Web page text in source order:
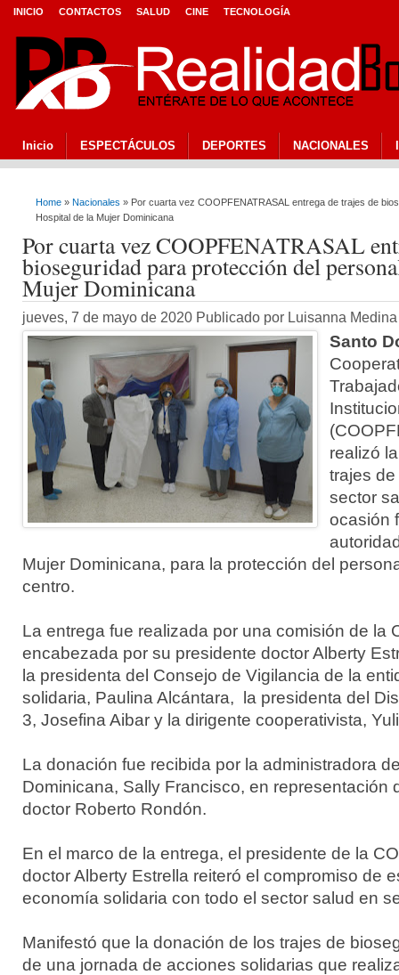
INICIO CONTACTOS SALUD CINE TECNOLOGÍA
Inicio ESPECTÁCULOS DEPORTES NACIONALES
Home » Nacionales » Por cuarta vez COOPFENATRASAL entrega de trajes de
Hospital de la Mujer Dominicana
Por cuarta vez COOPFENATRASAL
bioseguridad para protección del
Mujer Dominicana
jueves, 7 de mayo de 2020 Publicado por Luisanna
Santo
realizó
trajes
sector
ocasión
Mujer Dominicana, para la protección del
centro.
La entrega fue realizada por una comisión de la
encabezada por su presidente doctor Alberty
la presidenta del Consejo de Vigilancia de la
solidaria, Paulina Alcántara, la presidenta del
3, Josefina Aibar y la dirigente cooperativista,
La donación fue recibida por la administradora
Dominicana, Sally Francisco, en representación
doctor Roberto Rondón.
En el marco de la entrega, el presidente de la
doctor Alberty Estrella reiteró el compromiso de
economía solidaria con todo el sector salud en
Manifestó que la donación de los trajes de
de una jornada de acciones solidarias que